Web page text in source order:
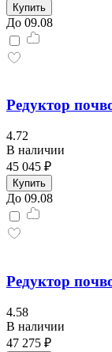
Купить
До 09.08
Редуктор
4.72
В наличии
45 045 ₽
Купить
До 09.08
Редуктор
4.58
В наличии
47 275 ₽